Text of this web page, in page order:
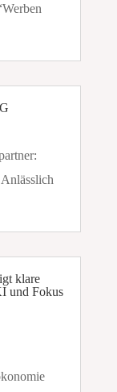
klare
und Fokus